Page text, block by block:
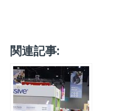
関連記事: